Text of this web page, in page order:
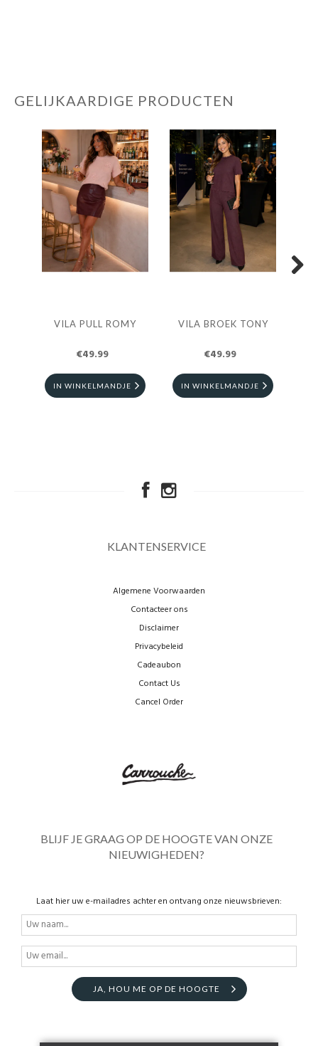
GELIJKAARDIGE PRODUCTEN
VILA PULL ROMY
€49.99
IN WINKELMANDJE
VILA BROEK TONY
€49.99
IN WINKELMANDJE
KLANTENSERVICE
Algemene Voorwaarden
Contacteer ons
Disclaimer
Privacybeleid
Cadeaubon
Contact Us
Cancel Order
BLIJF JE GRAAG OP DE HOOGTE VAN ONZE
NIEUWIGHEDEN?
Laat hier uw e-mailadres achter en ontvang onze nieuwsbrieven:
JA, HOU ME OP DE HOOGTE